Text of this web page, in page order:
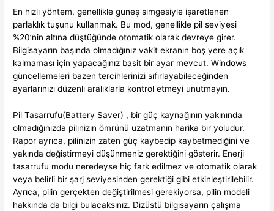
En hızlı yöntem, genellikle güneş simgesiyle işaretlenen
parlaklık tuşunu kullanmak. Bu mod, genellikle pil seviyesi
%20’nin altına düştüğünde otomatik olarak devreye girer.
Bilgisayarın başında olmadığınız vakit ekranın boş yere açık
kalmaması için yapacağınız basit bir ayar mevcut. Windows
güncellemeleri bazen tercihlerinizi sıfırlayabileceğinden
ayarlarınızı düzenli aralıklarla kontrol etmeyi unutmayın.
Pil Tasarrufu(Battery Saver) , bir güç kaynağının yakınında
olmadığınızda pilinizin ömrünü uzatmanın harika bir yoludur.
Rapor ayrıca, pilinizin zaten güç kaybedip kaybetmediğini ve
yakında değiştirmeyi düşünmeniz gerektiğini gösterir. Enerji
tasarrufu modu neredeyse hiç fark edilmez ve otomatik olarak
veya belirli bir şarj seviyesinden gerektiği gibi etkinleştirilebilir.
Ayrıca, pilin gerçekten değiştirilmesi gerekiyorsa, pilin modeli
hakkında da bilgi bulacaksınız. Dizüstü bilgisayarın çalışma